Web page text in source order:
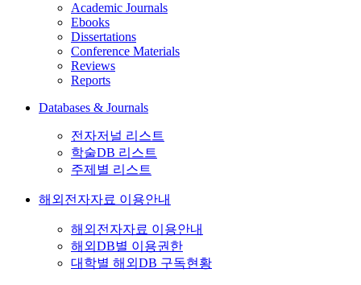
Academic Journals
Ebooks
Dissertations
Conference Materials
Reviews
Reports
Databases & Journals
전자저널 리스트
학술DB 리스트
주제별 리스트
해외전자자료 이용안내
해외전자자료 이용안내
해외DB별 이용권한
대학별 해외DB 구독현황